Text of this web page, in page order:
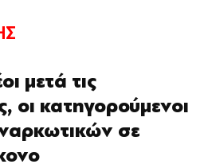
μετά τις
οι κατηγορούμενοι
σε